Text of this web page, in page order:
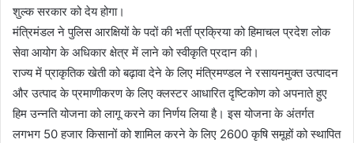
शुल्क सरकार को देय होगा।
मंत्रिमंडल ने पुलिस आरक्षियों के पदों की भर्ती प्रक्रिया को हिमाचल प्रदेश लोक
सेवा आयोग के अधिकार क्षेत्र में लाने को स्वीकृति प्रदान की।
राज्य में प्राकृतिक खेती को बढ़ावा देने के लिए मंत्रिमण्डल ने रसायनमुक्त उत्पादन
और उत्पाद के प्रमाणीकरण के लिए क्लस्टर आधारित दृष्टिकोण को अपनाते हुए
हिम उन्नति योजना को लागू करने का निर्णय लिया है। इस योजना के अंतर्गत
लगभग 50 हजार किसानों को शामिल करने के लिए 2600 कृषि समूहों को स्थापित